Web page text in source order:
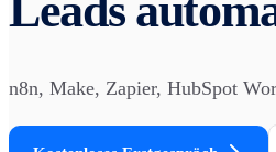
Leads
n8n, Make, Zapier, HubSpot